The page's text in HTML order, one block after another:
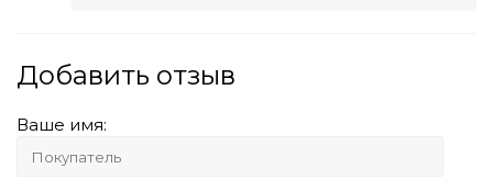
Добавить отзыв
Ваше имя: